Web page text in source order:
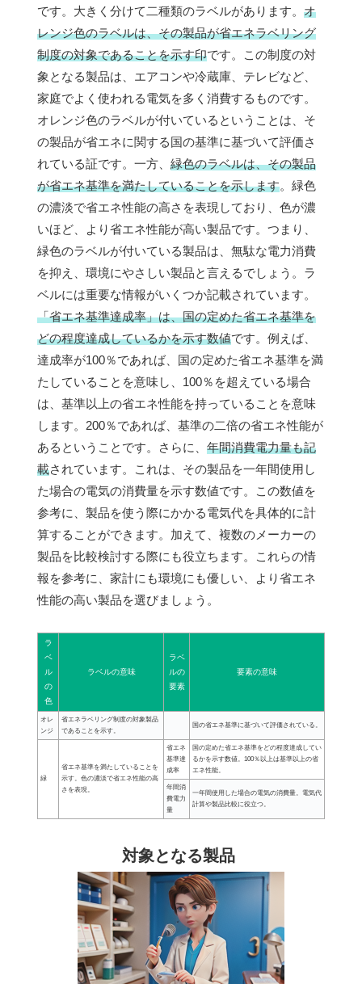
です。大きく分けて二種類のラベルがあります。 オ
レンジ色のラベルは、その製品が省エネラベリング
制度の対象であることを示す印です。この制度の対
象となる製品は、エアコンや冷蔵庫、テレビなど、
家庭でよく使われる電気を多く消費するものです。
オレンジ色のラベルが付いているということは、そ
の製品が省エネに関する国の基準に基づいて評価さ
れている証です。一方、 緑色のラベルは、その製品
が省エネ基準を満たしていることを示します。緑色
の濃淡で省エネ性能の高さを表現しており、色が濃
いほど、より省エネ性能が高い製品です。つまり、
緑色のラベルが付いている製品は、無駄な電力消費
を抑え、環境にやさしい製品と言えるでしょう。ラ
ベルには重要な情報がいくつか記載されています。
「省エネ基準達成率」は、国の定めた省エネ基準を
どの程度達成しているかを示す数値です。例えば、
達成率が100％であれば、国の定めた省エネ基準を満
たしていることを意味し、100％を超えている場合
は、基準以上の省エネ性能を持っていることを意味
します。200％であれば、基準の二倍の省エネ性能が
あるということです。さらに、 年間消費電力量も記
載されています。これは、その製品を一年間使用し
た場合の電気の消費量を示す数値です。この数値を
参考に、製品を使う際にかかる電気代を具体的に計
算することができます。加えて、複数のメーカーの
製品を比較検討する際にも役立ちます。これらの情
報を参考に、家計にも環境にも優しい、より省エネ
性能の高い製品を選びましょう。
ラ
ベ
ル
の
色
ラベルの意味
ラベ
ルの
要素
要素の意味
オレ
ンジ
省エネラベリング制度の対象製品
であることを示す。
国の省エネ基準に基づいて評価されている。
緑
省エネ基準を満たしていることを
示す。色の濃淡で省エネ性能の高
さを表現。
省エネ
基準達
成率
国の定めた省エネ基準をどの程度達成してい
るかを示す数値。100％以上は基準以上の省
エネ性能。
年間消
費電力
量
一年間使用した場合の電気の消費量。電気代
計算や製品比較に役立つ。
対象となる製品